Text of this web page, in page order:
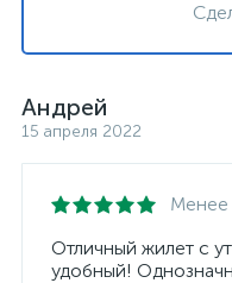
Андрей
15 апреля 2022
Менее
Отличный жилет с
удобный!